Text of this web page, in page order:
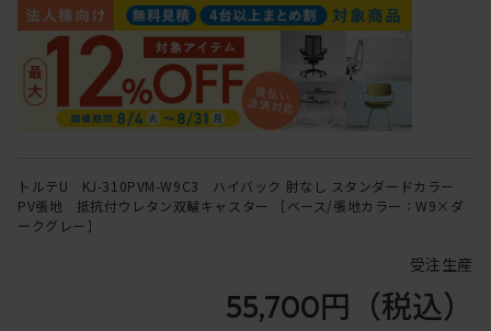
トルテU KJ-310PVM-W9C3 ハイバック 肘なし スタンダードカラー
PV張地 抵抗付ウレタン双輪キャスター ［ベース/張地カラー：W9×ダ
ークグレー］
受注生産
55,700円 （税込）